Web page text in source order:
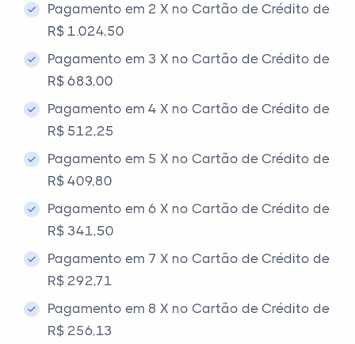
Pagamento em 2 X no Cartão de Crédito de
R$ 1.024,50
Pagamento em 3 X no Cartão de Crédito de
R$ 683,00
Pagamento em 4 X no Cartão de Crédito de
R$ 512,25
Pagamento em 5 X no Cartão de Crédito de
R$ 409,80
Pagamento em 6 X no Cartão de Crédito de
R$ 341,50
Pagamento em 7 X no Cartão de Crédito de
R$ 292,71
Pagamento em 8 X no Cartão de Crédito de
R$ 256,13